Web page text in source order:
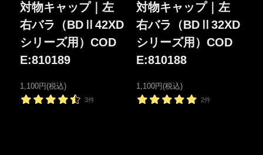
対物キャップ｜左
右バラ（BDⅡ42XD
シリーズ用）COD
E:810189
1,100円(税込)
3件
対物キャップ｜左
右バラ（BDⅡ32XD
シリーズ用）COD
E:810188
1,100円(税込)
2件